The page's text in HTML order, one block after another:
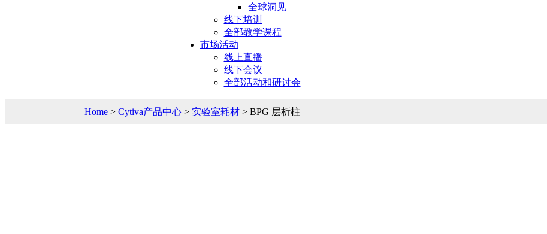
全球洞见
线下培训
全部教学课程
市场活动
线上直播
线下会议
全部活动和研讨会
Home> Cytiva产品中心> 实验室耗材> BPG 层析柱